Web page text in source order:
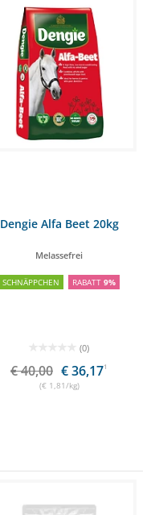
Dengie Alfa Beet 20kg
Melassefrei
SCHNÄPPCHEN RABATT 9%
(0)
€ 40,00 € 36,171
(€ 1,81/kg)